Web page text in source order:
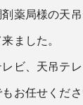
薬局様の天
ました。
ビ、天吊テ
お任せくださ